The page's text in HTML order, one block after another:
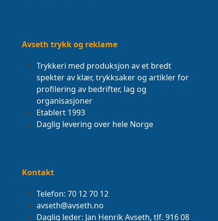
Avseth trykk og reklame
Trykkeri med produksjon av et bredt
spekter av klær, trykksaker og artikler for
profilering av bedrifter, lag og
organisasjoner
Etablert 1993
Daglig levering over hele Norge
Kontakt
Telefon: 70 12 70 12
avseth@avseth.no
Daglig leder: Jan Henrik Avseth, tlf. 916 08